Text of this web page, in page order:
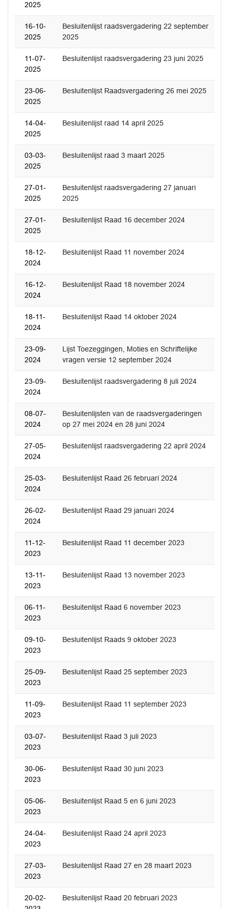
2025
16-10-
2025
Besluitenlijst raadsvergadering 22 september
2025
11-07-
2025
Besluitenlijst raadsvergadering 23 juni 2025
23-06-
2025
Besluitenlijst Raadsvergadering 26 mei 2025
14-04-
2025
Besluitenlijst raad 14 april 2025
03-03-
2025
Besluitenlijst raad 3 maart 2025
27-01-
2025
Besluitenlijst raadsvergadering 27 januari
2025
27-01-
2025
Besluitenlijst Raad 16 december 2024
18-12-
2024
Besluitenlijst Raad 11 november 2024
16-12-
2024
Besluitenlijst Raad 18 november 2024
18-11-
2024
Besluitenlijst Raad 14 oktober 2024
23-09-
2024
Lijst Toezeggingen, Moties en Schriftelijke
vragen versie 12 september 2024
23-09-
2024
Besluitenlijst raadsvergadering 8 juli 2024
08-07-
2024
Besluitenlijsten van de raadsvergaderingen
op 27 mei 2024 en 28 juni 2024
27-05-
2024
Besluitenlijst raadsvergadering 22 april 2024
25-03-
2024
Besluitenlijst Raad 26 februari 2024
26-02-
2024
Besluitenlijst Raad 29 januari 2024
11-12-
2023
Besluitenlijst Raad 11 december 2023
13-11-
2023
Besluitenlijst Raad 13 november 2023
06-11-
2023
Besluitenlijst Raad 6 november 2023
09-10-
2023
Besluitenlijst Raads 9 oktober 2023
25-09-
2023
Besluitenlijst Raad 25 september 2023
11-09-
2023
Besluitenlijst Raad 11 september 2023
03-07-
2023
Besluitenlijst Raad 3 juli 2023
30-06-
2023
Besluitenlijst Raad 30 juni 2023
05-06-
2023
Besluitenlijst Raad 5 en 6 juni 2023
24-04-
2023
Besluitenlijst Raad 24 april 2023
27-03-
2023
Besluitenlijst Raad 27 en 28 maart 2023
20-02-
Besluitenlijst Raad 20 februari 2023